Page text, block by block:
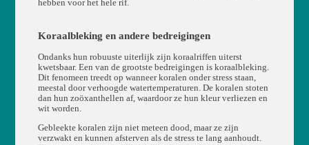
hebben voor het hele rif.
Koraalbleking en andere bedreigingen
Ondanks hun robuuste uiterlijk zijn koraalriffen uiterst
kwetsbaar. Een van de grootste bedreigingen is koraalbleking.
Dit fenomeen treedt op wanneer koralen onder stress staan,
meestal door verhoogde watertemperaturen. De koralen stoten
dan hun zoöxanthellen af, waardoor ze hun kleur verliezen en
wit worden.
Gebleekte koralen zijn niet meteen dood, maar ze zijn
verzwakt en kunnen afsterven als de stress te lang aanhoudt.